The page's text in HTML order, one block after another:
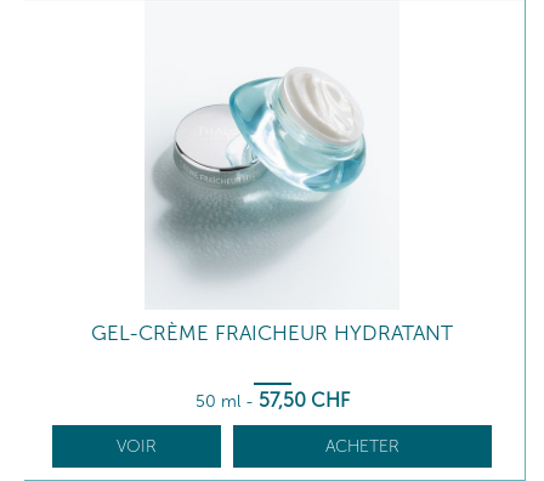
GEL-CRÈME FRAICHEUR HYDRATANT
50 ml - 57,50 CHF
VOIR ACHETER